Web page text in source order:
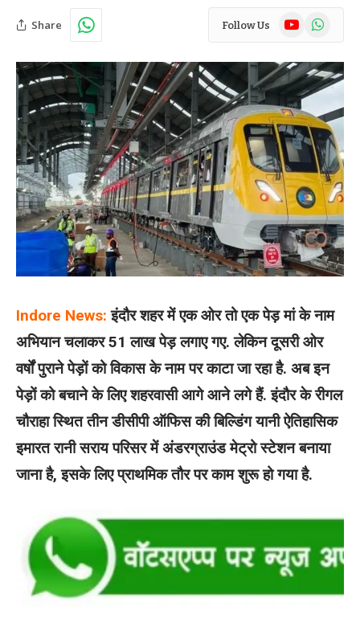
Share Follow Us YouTubeWhatsApp
Indore News:इंदौर शहर में एक ओर तो एक पेड़ मां के नाम
अभियान चलाकर 51 लाख पेड़ लगाए गए. लेकिन दूसरी ओर
वर्षों पुराने पेड़ों को विकास के नाम पर काटा जा रहा है. अब इन
पेड़ों को बचाने के लिए शहरवासी आगे आने लगे हैं. इंदौर के रीगल
चौराहा स्थित तीन डीसीपी ऑफिस की बिल्डिंग यानी ऐतिहासिक
इमारत रानी सराय परिसर में अंडरग्राउंड मेट्रो स्टेशन बनाया
जाना है, इसके लिए प्राथमिक तौर पर काम शुरू हो गया है.